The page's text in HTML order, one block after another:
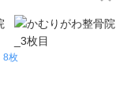
8枚